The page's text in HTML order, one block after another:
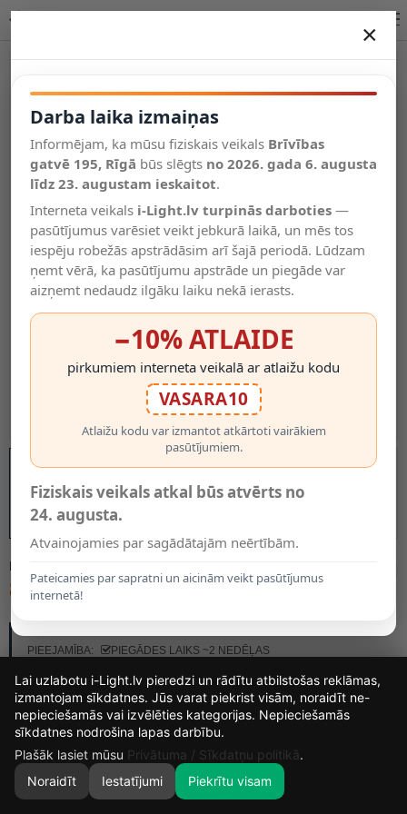
Salīdzināt
Vēlmju
saraksts
Valodas
0
MODELIS:
8.75€
PIEEJAMĪBA:
PIEGĀDES LAIKS ~2 NEDĒĻAS
×
Darba laika izmaiņas
Informējam, ka mūsu fiziskais veikals Brīvības
gatvē 195, Rīgā būs slēgts no 2026. gada 6. augusta
līdz 23. augustam ieskaitot.
Interneta veikals i-Light.lv turpinās darboties —
pasūtījumus varēsiet veikt jebkurā laikā, un mēs tos
iespēju robežās apstrādāsim arī šajā periodā. Lūdzam
ņemt vērā, ka pasūtījumu apstrāde un piegāde var
aizņemt nedaudz ilgāku laiku nekā ierasts.
−10% ATLAIDE
pirkumiem interneta veikalā ar atlaižu kodu
VASARA10
Atlaižu kodu var izmantot atkārtoti vairākiem
pasūtījumiem.
Fiziskais veikals atkal būs atvērts no
24. augusta.
Atvainojamies par sagādātajām neērtībām.
Pateicamies par sapratni un aicinām veikt pasūtījumus
internetā!
15
DIENAS
7
STUNDAS
41
MIN.
4
Lai uzlabotu i-Light.lv pieredzi un rādītu atbilstošas reklāmas,
izmantojam sīkdatnes. Jūs varat piekrist visām, noraidīt ne-
nepieciešamās vai izvēlēties kategorijas. Nepieciešamās
sīkdatnes nodrošina lapas darbību.
Plašāk lasiet mūsu Privātuma / Sīkdatņu politikā.
Noraidīt
Iestatījumi Piekrītu visam